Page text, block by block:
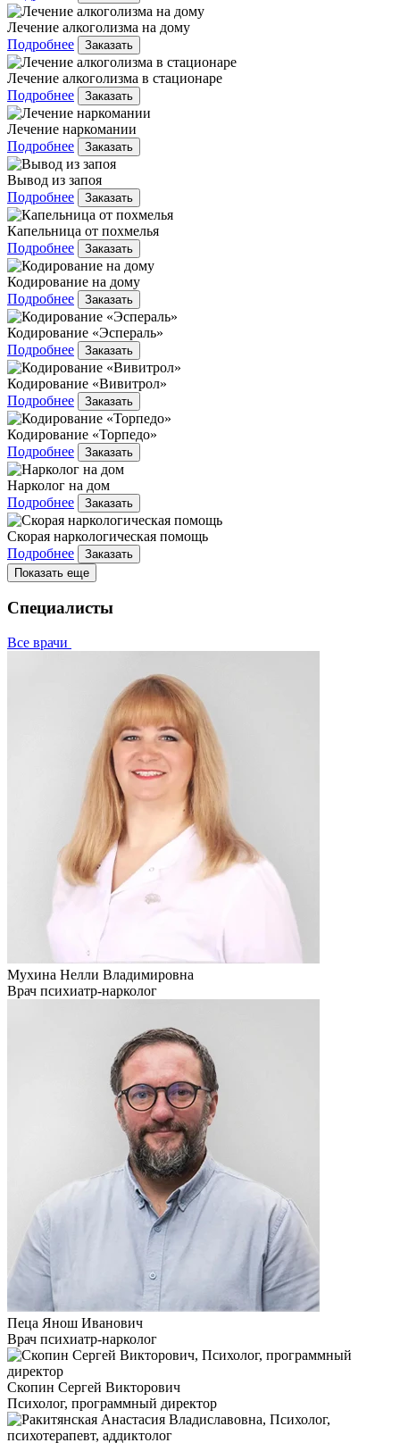
Лечение алкоголизма на дому
Подробнее
Заказать
Лечение алкоголизма в стационаре
Подробнее
Заказать
Лечение наркомании
Подробнее
Заказать
Вывод из запоя
Подробнее
Заказать
Капельница от похмелья
Подробнее
Заказать
Кодирование на дому
Подробнее
Заказать
Кодирование «Эспераль»
Подробнее
Заказать
Кодирование «Вивитрол»
Подробнее
Заказать
Кодирование «Торпедо»
Подробнее
Заказать
Нарколог на дом
Подробнее
Заказать
Скорая наркологическая помощь
Подробнее
Заказать
Показать еще
Специалисты
Все врачи
Мухина Нелли Владимировна
Врач психиатр-нарколог
Пеца Янош Иванович
Врач психиатр-нарколог
Скопин Сергей Викторович
Психолог, программный директор